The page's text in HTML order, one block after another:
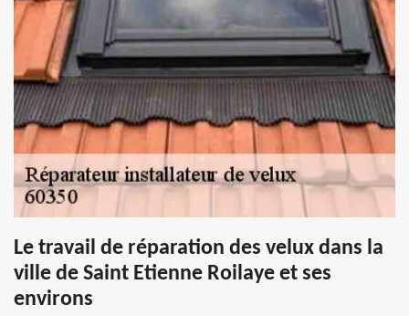
Le travail de réparation des velux dans la
ville de Saint Etienne Roilaye et ses
environs